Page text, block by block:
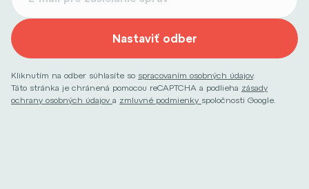
Nastaviť odber
Kliknutím na odber súhlasíte so spracovaním osobných údajov.
Táto stránka je chránená pomocou reCAPTCHA a podlieha zásady
ochrany osobných údajov a zmluvné podmienky spoločnosti Google.